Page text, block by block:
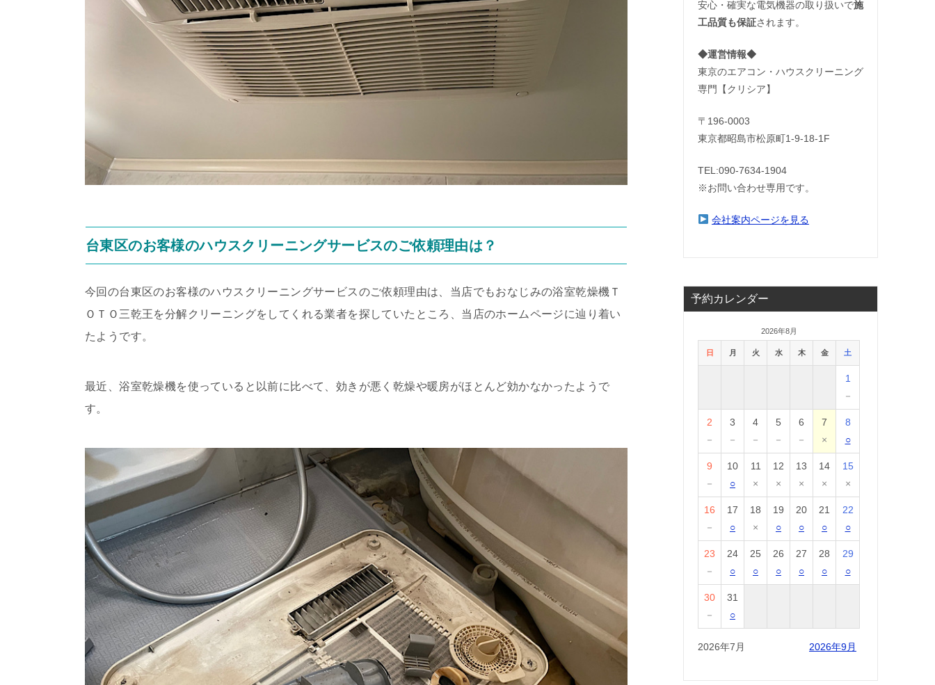
台東区のお客様のハウスクリーニングサービスのご依頼理由は？
今回の台東区のお客様のハウスクリーニングサービスのご依頼理由は、当店でもおなじみの浴室乾燥機Ｔ
ＯＴＯ三乾王を分解クリーニングをしてくれる業者を探していたところ、当店のホームページに辿り着い
たようです。
最近、浴室乾燥機を使っていると以前に比べて、効きが悪く乾燥や暖房がほとんど効かなかったようで
す。
安心・確実な電気機器の取り扱いで施
工品質も保証されます。
◆運営情報◆
東京のエアコン・ハウスクリーニング
専門【クリシア】
〒196-0003
東京都昭島市松原町1-9‐18‐1F
TEL:090-7634-1904
※お問い合わせ専用です。
会社案内ページを見る
予約カレンダー
2026年8月
日 月 火 水 木 金 土
1
－
2
－
3
－
4
－
5
－
6
－
7
×
8
○
9
－
10
○
11
×
12
×
13
×
14
×
15
×
16
－
17
○
18
×
19
○
20
○
21
○
22
○
23
－
24
○
25
○
26
○
27
○
28
○
29
○
30
－
31
○
2026年7月 2026年9月